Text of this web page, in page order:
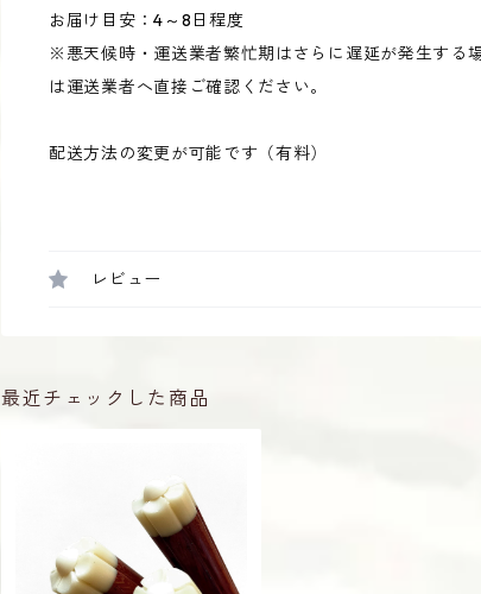
お届け目安：4～8日程度
※悪天候時・運送業者繁忙期はさらに遅延が発生する
は運送業者へ直接ご確認ください。
配送方法の変更が可能です（有料）
レビュー
最近チェックした商品